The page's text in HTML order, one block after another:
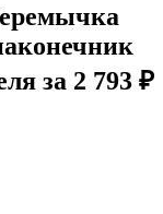
за 2 793 ₽